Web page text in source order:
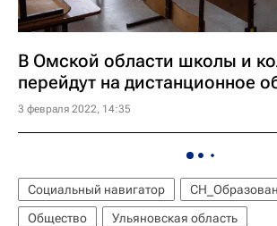
В Омской области школы и
перейдут на дистанционное
3 февраля 2022, 14:35
Социальный навигатор
Общество
Ульяновская область